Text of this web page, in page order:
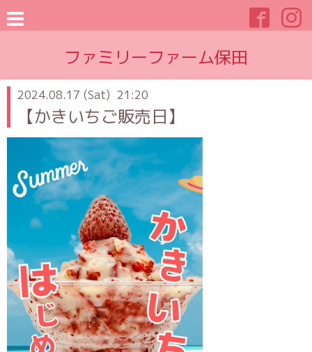
ファミリーファーム保田
2024.08.17 (Sat) 21:20
【かきいちご販売日】